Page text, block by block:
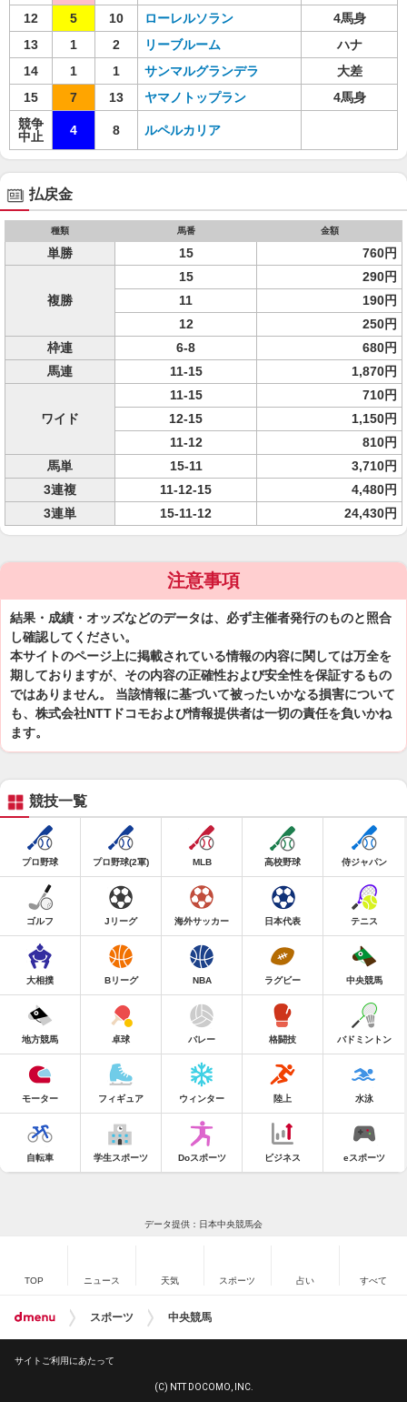
12
5 10 ローレルソラン
4馬身
13
1 2 リーブルーム
ハナ
14
1 1 サンマルグランデラ
大差
15
7 13 ヤマノトップラン
4馬身
競争
中止
4 8 ルペルカリア
払戻金
種類 馬番 金額
単勝 15 760円
複勝
15
290円
11
190円
12
250円
枠連
6-8
680円
馬連
11-15 1,870円
ワイド
11-15
710円
12-15
1,150円
11-12
810円
馬単
15-11
3,710円
3連複
11-12-15
4,480円
3連単
15-11-12 24,430円
注意事項
結果・成績・オッズなどのデータは、必ず主催者発行のものと照合
し確認してください。
本サイトのページ上に掲載されている情報の内容に関しては万全を
期しておりますが、その内容の正確性および安全性を保証するもの
ではありません。 当該情報に基づいて被ったいかなる損害について
も、株式会社NTTドコモおよび情報提供者は一切の責任を負いかね
ます。
競技一覧
プロ野球 プロ野球(2軍) MLB 高校野球 侍ジャパン
ゴルフ Jリーグ 海外サッカー 日本代表 テニス
大相撲 Bリーグ NBA ラグビー 中央競馬
地方競馬 卓球 バレー 格闘技 バドミントン
モーター フィギュア ウィンター 陸上 水泳
自転車 学生スポーツ Doスポーツ ビジネス eスポーツ
データ提供：日本中央競馬会
TOP ニュース 天気 スポーツ 占い すべて
スポーツ 中央競馬
サイトご利用にあたって
(C) NTT DOCOMO, INC.